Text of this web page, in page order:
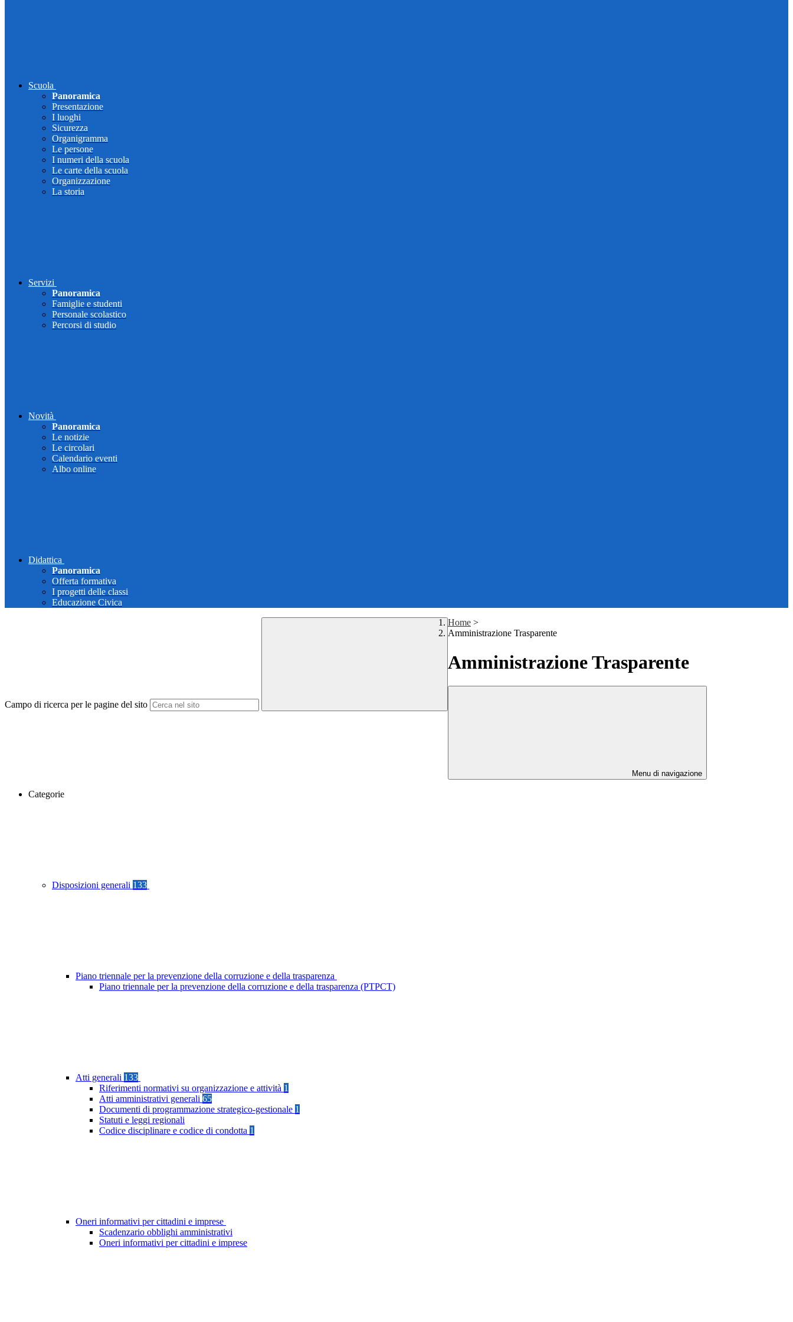
Scuola
Panoramica
Presentazione
I luoghi
Sicurezza
Organigramma
Le persone
I numeri della scuola
Le carte della scuola
Organizzazione
La storia
Servizi
Panoramica
Famiglie e studenti
Personale scolastico
Percorsi di studio
Novità
Panoramica
Le notizie
Le circolari
Calendario eventi
Albo online
Didattica
Panoramica
Offerta formativa
I progetti delle classi
Educazione Civica
Campo di ricerca per le pagine del sito
Home >
Amministrazione Trasparente
Amministrazione Trasparente
Menu di navigazione
Categorie
Disposizioni generali 133
Piano triennale per la prevenzione della corruzione e della trasparenza
Piano triennale per la prevenzione della corruzione e della trasparenza (PTPCT)
Atti generali 133
Riferimenti normativi su organizzazione e attività 1
Atti amministrativi generali 65
Documenti di programmazione strategico-gestionale 1
Statuti e leggi regionali
Codice disciplinare e codice di condotta 1
Oneri informativi per cittadini e imprese
Scadenzario obblighi amministrativi
Oneri informativi per cittadini e imprese